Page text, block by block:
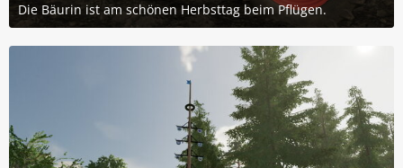
Die Bäurin ist am schönen Herbsttag beim Pflügen.
6. Mai 2023 um 10:51
2